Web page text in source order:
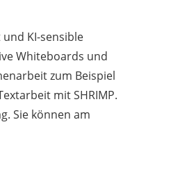
KI-sensible
Whiteboards und
zum Beispiel
mit SHRIMP.
Sie können am